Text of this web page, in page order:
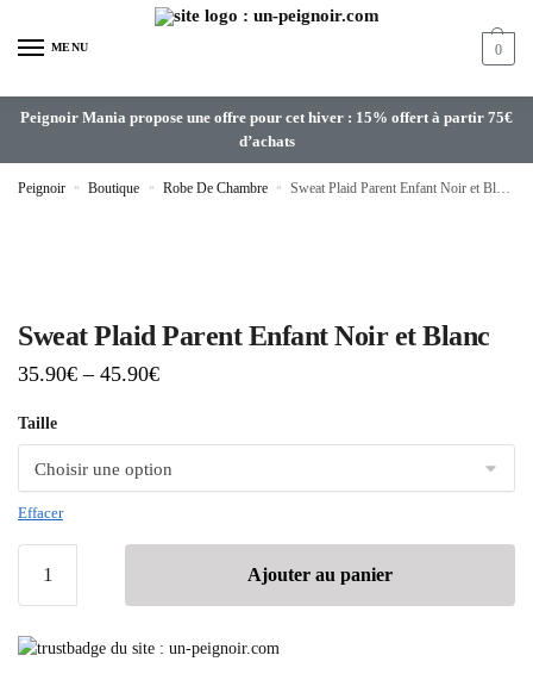
MENU 0
Peignoir Mania propose une offre pour cet hiver : 15% offert à partir 75€
d’achats
Peignoir » Boutique » Robe De Chambre » Sweat Plaid Parent Enfant Noir et Blanc
Sweat Plaid Parent Enfant Noir et Blanc
35.90€ – 45.90€
Taille
Effacer
Ajouter au panier